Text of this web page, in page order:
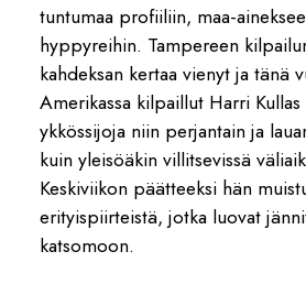
tuntumaa profiiliin, maa-
hyppyreihin. Tampereen
kahdeksan kertaa vienyt ja tänä
Amerikassa kilpaillut Harri
ykkössijoja niin perjantain ja
kuin yleisöäkin villitsevissä
Keskiviikon päätteeksi hän
erityispiirteistä, jotka luovat
katsomoon.